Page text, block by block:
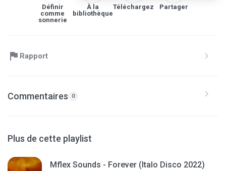
Définir
comme
sonnerie
À la
bibliothèque
Téléchargez Partager
Rapport
Commentaires 0
Plus de cette playlist
Mflex Sounds - Forever (Italo Disco 2022)